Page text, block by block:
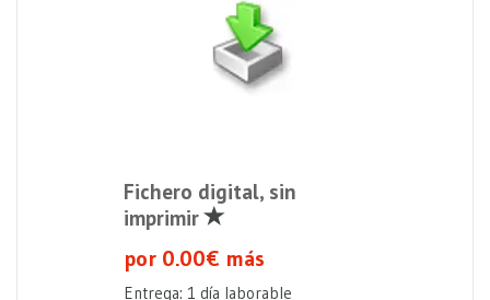
Fichero digital, sin
imprimir
por 0.00€ más
Entrega: 1 día laborable